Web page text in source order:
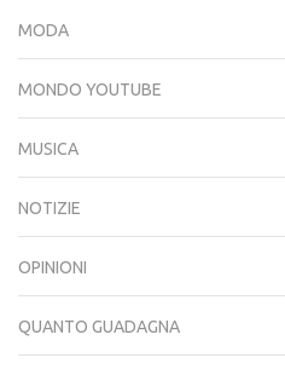
MODA
MONDO YOUTUBE
MUSICA
NOTIZIE
OPINIONI
QUANTO GUADAGNA